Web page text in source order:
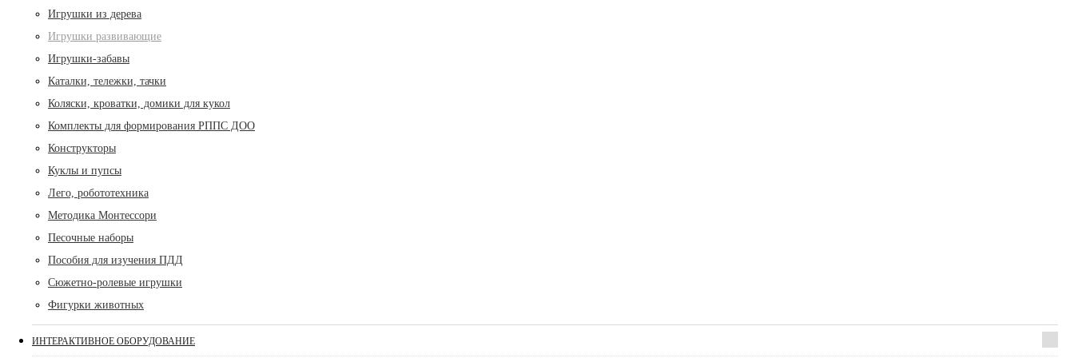
Игрушки из дерева
Игрушки развивающие
Игрушки-забавы
Каталки, тележки, тачки
Коляски, кроватки, домики для кукол
Комплекты для формирования РППС ДОО
Конструкторы
Куклы и пупсы
Лего, робототехника
Методика Монтессори
Песочные наборы
Пособия для изучения ПДД
Сюжетно-ролевые игрушки
Фигурки животных
ИНТЕРАКТИВНОЕ ОБОРУДОВАНИЕ